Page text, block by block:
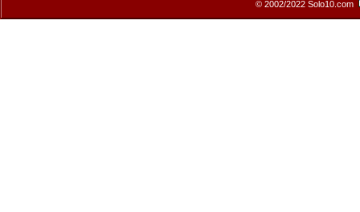
© 2002/2022 Solo10.com